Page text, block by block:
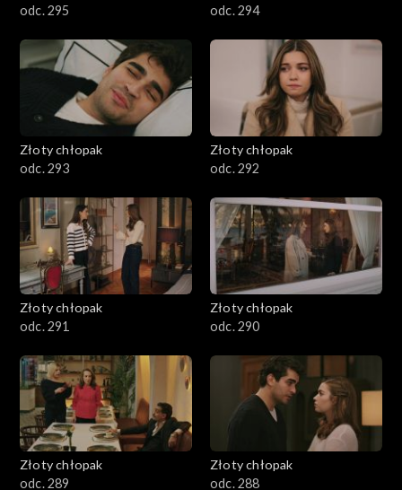
odc. 295
odc. 294
Złoty chłopak
odc. 293
Złoty chłopak
odc. 292
Złoty chłopak
odc. 291
Złoty chłopak
odc. 290
Złoty chłopak
odc. 289
Złoty chłopak
odc. 288